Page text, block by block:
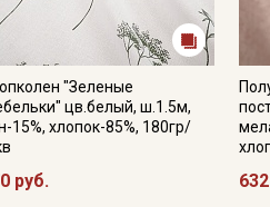
"Зеленые
цв.белый, ш.1.5м,
15%, хлопок-85%, 180гр/
руб.